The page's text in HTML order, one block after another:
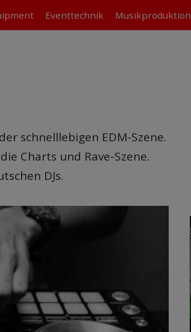
Eventtechnik Musikproduktion
schnelllebigen EDM-Szene.
Charts und Rave-Szene.
DJs.